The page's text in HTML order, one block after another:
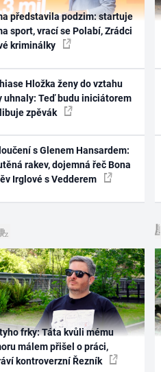
představila podzim: startuje
sport, vrací se Polabí, Zrádci
kriminálky
Hložka ženy do vztahu
uhnaly: Teď budu iniciátorem
zpěvák
s Glenem Hansardem:
rakev, dojemná řeč Bona
Irglové s Vedderem
frky: Táta kvůli mému
málem přišel o práci,
kontroverzní Řezník